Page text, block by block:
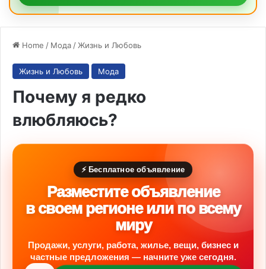
Home / Мода / Жизнь и Любовь
Жизнь и Любовь Мода
Почему я редко
влюбляюсь?
⚡ Бесплатное объявление
Разместите объявление
в своем регионе или по всему
миру
Продажи, услуги, работа, жилье, вещи, бизнес и
частные предложения — начните уже сегодня.